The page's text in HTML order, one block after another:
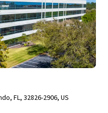
FL, 32826-2906, US